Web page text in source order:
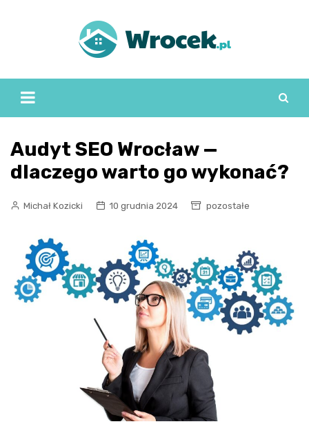
Audyt SEO Wrocław —
dlaczego warto go wykonać?
Michał Kozicki 10 grudnia 2024 pozostałe